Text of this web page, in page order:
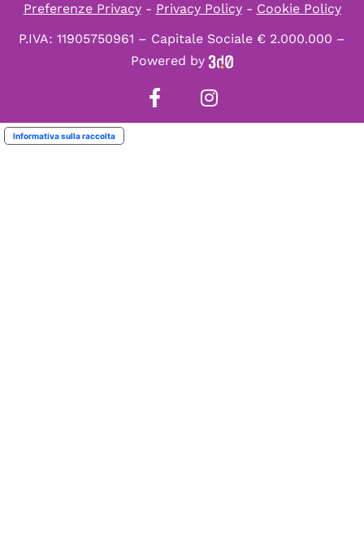
Preferenze Privacy- Privacy Policy- Cookie Policy
P.IVA: 11905750961 – Capitale Sociale € 2.000.000 –
Powered by
Informativa sulla raccolta